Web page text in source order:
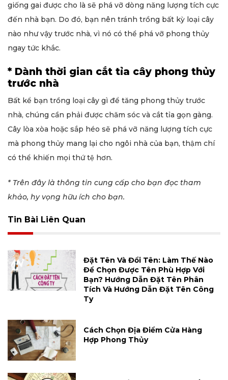
giống gai được cho là sẽ phá vỡ dòng năng lượng tích cực
đến nhà bạn. Do đó, bạn nên tránh trồng bất kỳ loại cây
nào như vậy trước nhà, vì nó có thể phá vỡ phong thủy
ngay tức khắc.
* Dành thời gian cắt tỉa cây phong thủy
trước nhà
Bất kể bạn trồng loại cây gì để tăng phong thủy trước
nhà, chúng cần phải được chăm sóc và cắt tỉa gọn gàng.
Cây lòa xòa hoặc sắp héo sẽ phá vỡ năng lượng tích cực
mà phong thủy mang lại cho ngôi nhà của bạn, thậm chí
có thể khiến mọi thứ tệ hơn.
* Trên đây là thông tin cung cấp cho bạn đọc tham
khảo, hy vọng hữu ích cho bạn.
Tin Bài Liên Quan
Đặt Tên Và Đổi Tên: Làm Thế Nào
Để Chọn Được Tên Phù Hợp Với
Bạn? Hướng Dẫn Đặt Tên Phân
Tích Và Hướng Dẫn Đặt Tên Công
Ty
Cách Chọn Địa Điểm Cửa Hàng
Hợp Phong Thủy